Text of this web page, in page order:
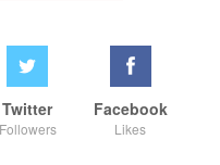
Facebook
Likes
Twitter
Followers